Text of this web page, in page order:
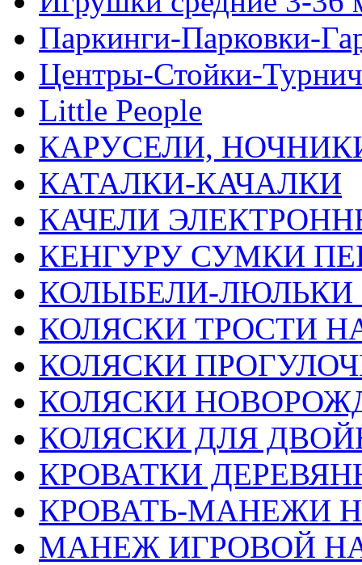
Паркинги-Парковки-
Центры-Стойки-
Little People
КАРУСЕЛИ,
КАТАЛКИ-КАЧАЛКИ
КАЧЕЛИ
КЕНГУРУ СУМКИ
КОЛЫБЕЛИ-ЛЮЛЬКИ
КОЛЯСКИ ТРОСТИ
КОЛЯСКИ
КОЛЯСКИ
КОЛЯСКИ ДЛЯ
КРОВАТКИ
КРОВАТЬ-МАНЕЖИ
МАНЕЖ ИГРОВОЙ